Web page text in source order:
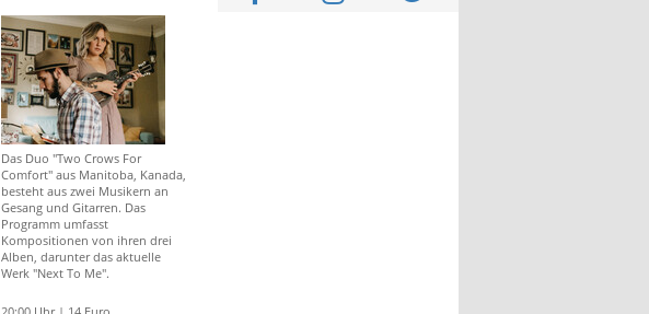
Das Duo "Two Crows For
Comfort" aus Manitoba, Kanada,
besteht aus zwei Musikern an
Gesang und Gitarren. Das
Programm umfasst
Kompositionen von ihren drei
Alben, darunter das aktuelle
Werk "Next To Me".